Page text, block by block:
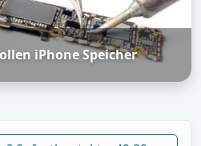
iPhone Speicher